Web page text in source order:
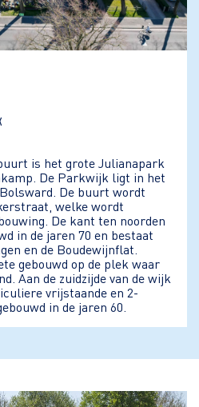
is het grote Julianapark
De Parkwijk ligt in het
De buurt wordt
welke wordt
De kant ten noorden
in de jaren 70 en bestaat
en de Boudewijnflat.
gebouwd op de plek waar
Aan de zuidzijde van de wijk
vrijstaande en 2-
in de jaren 60.